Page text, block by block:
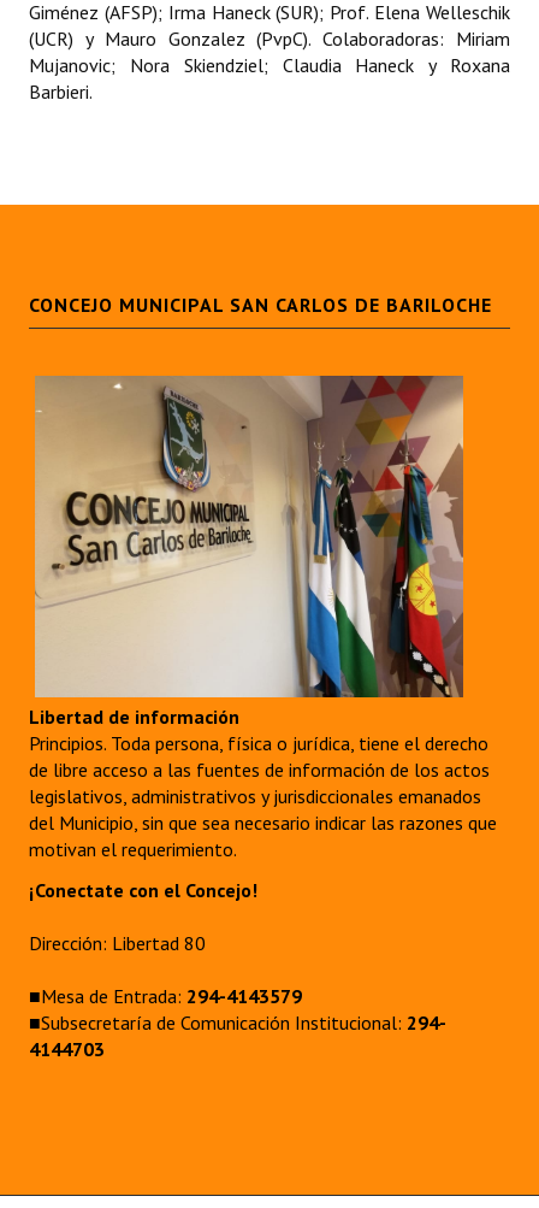
Giménez (AFSP); Irma Haneck (SUR); Prof. Elena Welleschik
(UCR) y Mauro Gonzalez (PvpC). Colaboradoras: Miriam
Mujanovic; Nora Skiendziel; Claudia Haneck y Roxana
Barbieri.
CONCEJO MUNICIPAL SAN CARLOS DE BARILOCHE
Libertad de información
Principios. Toda persona, física o jurídica, tiene el derecho
de libre acceso a las fuentes de información de los actos
legislativos, administrativos y jurisdiccionales emanados
del Municipio, sin que sea necesario indicar las razones que
motivan el requerimiento.
¡Conectate con el Concejo!
Dirección: Libertad 80
■Mesa de Entrada: 294-4143579
■Subsecretaría de Comunicación Institucional: 294-
4144703